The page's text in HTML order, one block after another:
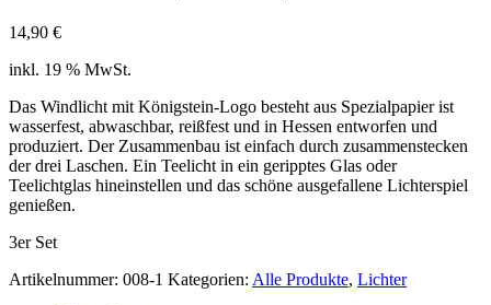
14,90 €
inkl. 19 % MwSt.
Das Windlicht mit Königstein-Logo besteht aus Spezialpapier ist
wasserfest, abwaschbar, reißfest und in Hessen entworfen und
produziert. Der Zusammenbau ist einfach durch zusammenstecken
der drei Laschen. Ein Teelicht in ein geripptes Glas oder
Teelichtglas hineinstellen und das schöne ausgefallene Lichterspiel
genießen.
3er Set
Artikelnummer: 008-1 Kategorien: Alle Produkte, Lichter